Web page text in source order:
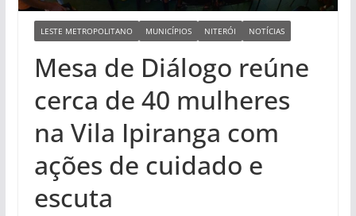
LESTE METROPOLITANO MUNICÍPIOS NITERÓI NOTÍCIAS
Mesa de Diálogo reúne
cerca de 40 mulheres
na Vila Ipiranga com
ações de cuidado e
escuta